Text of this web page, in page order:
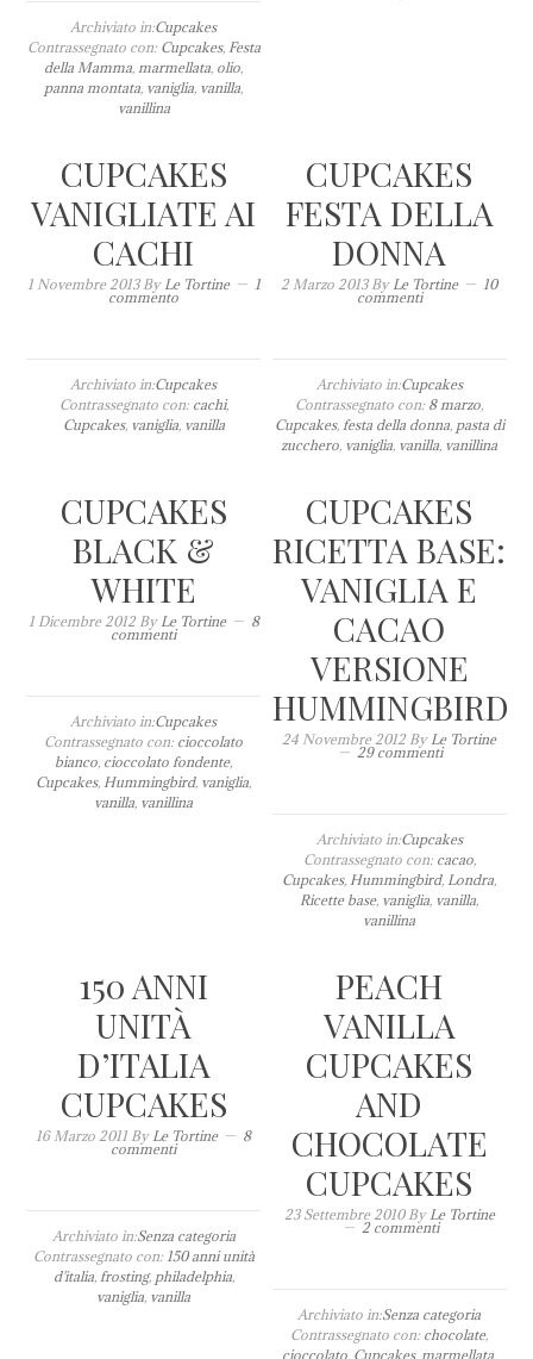
Archiviato in:Cupcakes
Contrassegnato con: Cupcakes, Festa
della Mamma,marmellata, olio,
panna montata, vaniglia, vanilla,
vanillina
CUPCAKES
VANIGLIATE AI
CACHI
1 Novembre 2013ByLe Tortine 1
commento
Archiviato in:Cupcakes
Contrassegnato con: cachi,
Cupcakes, vaniglia, vanilla
CUPCAKES
FESTA DELLA
DONNA
2 Marzo 2013ByLe Tortine 10
commenti
Archiviato in:Cupcakes
Contrassegnato con: 8 marzo,
Cupcakes, festa della donna, pasta di
zucchero, vaniglia, vanilla, vanillina
CUPCAKES
BLACK &
WHITE
1 Dicembre 2012ByLe Tortine 8
commenti
Archiviato in:Cupcakes
Contrassegnato con: cioccolato
bianco, cioccolato fondente,
Cupcakes,Hummingbird, vaniglia,
vanilla, vanillina
CUPCAKES
RICETTA BASE:
VANIGLIA E
CACAO
VERSIONE
HUMMINGBIRD
24 Novembre 2012ByLe Tortine
29 commenti
Archiviato in:Cupcakes
Contrassegnato con: cacao,
Cupcakes,Hummingbird,Londra,
Ricette base, vaniglia, vanilla,
vanillina
150 ANNI
UNITÀ
D’ITALIA
CUPCAKES
16 Marzo 2011 ByLe Tortine 8
commenti
Archiviato in:Senza categoria
Contrassegnato con: 150 anni unità
d'italia, frosting, philadelphia,
vaniglia, vanilla
PEACH
VANILLA
CUPCAKES
AND
CHOCOLATE
CUPCAKES
23 Settembre 2010ByLe Tortine
2 commenti
Archiviato in:Senza categoria
Contrassegnato con: chocolate,
cioccolato Cupcakes, marmellata